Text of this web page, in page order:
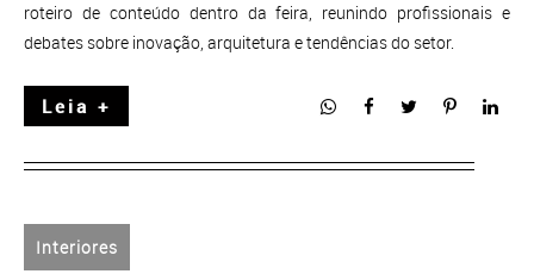
roteiro de conteúdo dentro da feira, reunindo profissionais e
debates sobre inovação, arquitetura e tendências do setor.
Leia +
Interiores